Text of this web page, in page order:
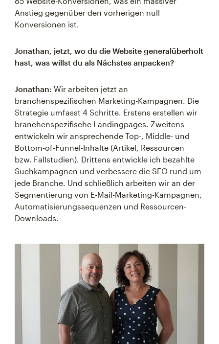
Anstieg gegenüber den vorherigen null
Konversionen ist.
Jonathan, jetzt, wo du die Website generalüberholt
hast, was willst du als Nächstes anpacken?
Jonathan: Wir arbeiten jetzt an
branchenspezifischen Marketing-Kampagnen. Die
Strategie umfasst 4 Schritte. Erstens erstellen wir
branchenspezifische Landingpages. Zweitens
entwickeln wir ansprechende Top-, Middle- und
Bottom-of-Funnel-Inhalte (Artikel, Ressourcen
bzw. Fallstudien). Drittens entwickle ich bezahlte
Suchkampagnen und verbessere die SEO rund um
jede Branche. Und schließlich arbeiten wir an der
Segmentierung von E-Mail-Marketing-Kampagnen,
Automatisierungssequenzen und Ressourcen-
Downloads.